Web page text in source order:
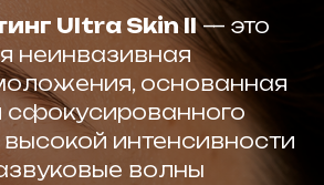
Ultra Skin II— это
неинвазивная
основанная
сфокусированного
высокой интенсивности
волны